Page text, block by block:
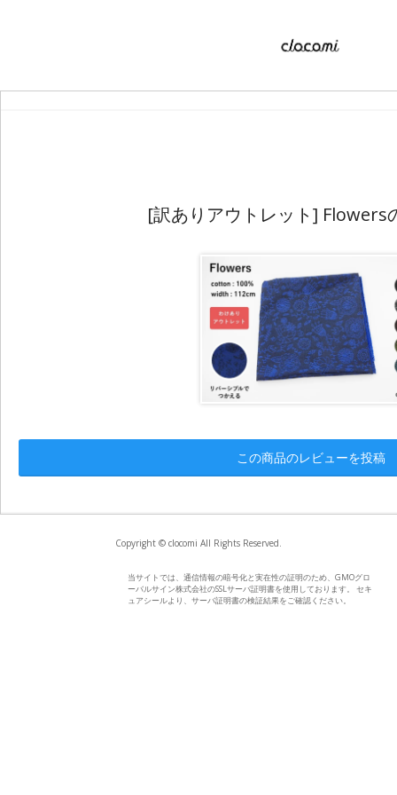
[訳ありアウトレット] Flowers
この商品のレビューを投稿
Copyright © clocomi All Rights Reserved.
当サイトでは、通信情報の暗号化と実在性の証明のため、GMOグロ
ーバルサイン株式会社のSSLサーバ証明書を使用しております。 セキ
ュアシールより、サーバ証明書の検証結果をご確認ください。